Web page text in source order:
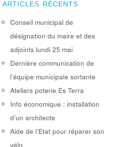
ARTICLES RÉCENTS
Conseil municipal de
désignation du maire et des
adjoints lundi 25 mai
Dernière communication de
l’équipe municipale sortante
Ateliers poterie Es Terra
Info économique : installation
d’un architecte
Aide de l’Etat pour réparer son
vélo